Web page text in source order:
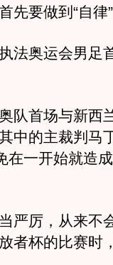
先要做到“自律
奥运会男足
首场与新西
中的主裁判马
在一开始就造
厉，从来不
者杯的比赛时